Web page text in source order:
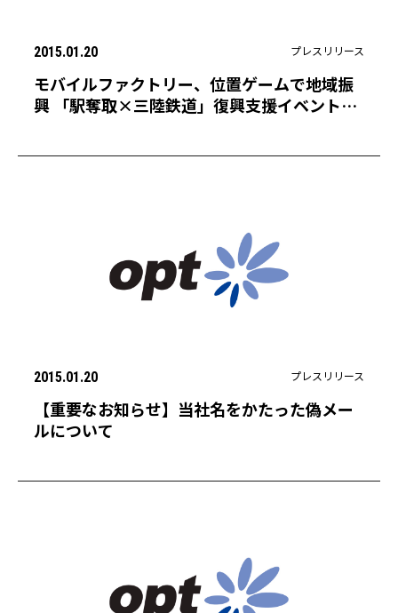
2015.01.20 プレスリリース
モバイルファクトリー、位置ゲームで地域振
興 「駅奪取×三陸鉄道」復興支援イベント開
2015.01.20 プレスリリース
【重要なお知らせ】当社名をかたった偽メー
ルについて